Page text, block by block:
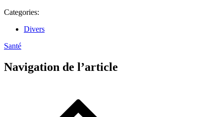
Categories:
Divers
Santé
Navigation de l’article